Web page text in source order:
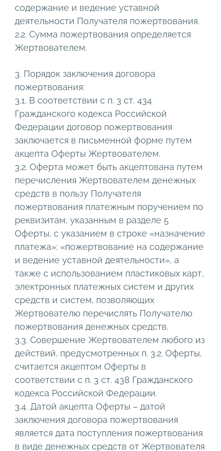
содержание и ведение уставной
деятельности Получателя пожертвования.
2.2. Сумма пожертвования определяется
Жертвователем.
3. Порядок заключения договора
пожертвования:
3.1. В соответствии с п. 3 ст. 434
Гражданского кодекса Российской
Федерации договор пожертвования
заключается в письменной форме путем
акцепта Оферты Жертвователем.
3.2. Оферта может быть акцептована путем
перечисления Жертвователем денежных
средств в пользу Получателя
пожертвования платежным поручением по
реквизитам, указанным в разделе 5
Оферты, с указанием в строке «назначение
платежа»: «пожертвование на содержание
и ведение уставной деятельности», а
также с использованием пластиковых карт,
электронных платежных систем и других
средств и систем, позволяющих
Жертвователю перечислять Получателю
пожертвования денежных средств.
3.3. Совершение Жертвователем любого из
действий, предусмотренных п. 3.2. Оферты,
считается акцептом Оферты в
соответствии с п. 3 ст. 438 Гражданского
кодекса Российской Федерации.
3.4. Датой акцепта Оферты – датой
заключения договора пожертвования
является дата поступления пожертвования
в виде денежных средств от Жертвователя